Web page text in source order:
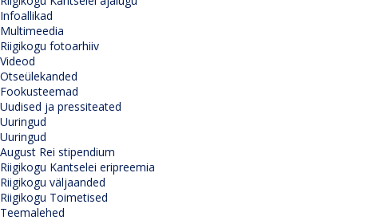
Infoallikad
Multimeedia
Riigikogu fotoarhiiv
Videod
Otseülekanded
Fookusteemad
Uudised ja pressiteated
Uuringud
Uuringud
August Rei stipendium
Riigikogu Kantselei eripreemia
Riigikogu väljaanded
Riigikogu Toimetised
Teemalehed